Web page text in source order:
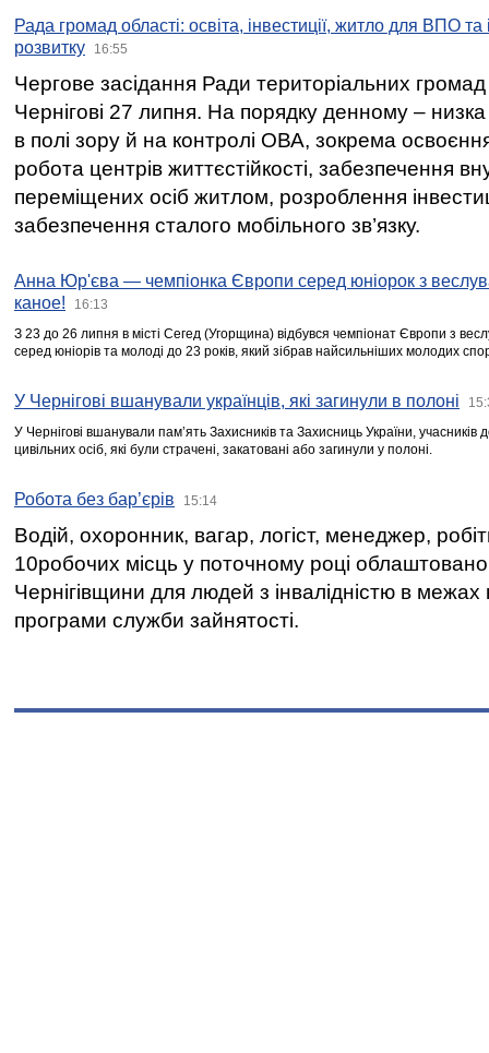
Рада громад області: освіта, інвестиції, житло для ВПО
розвитку
16:55
Чергове засідання Ради територіальних громад
Чернігові 27 липня. На порядку денному –
в полі зору й на контролі ОВА, зокрема освоєння
робота центрів життєстійкості, забезпечення
переміщених осіб житлом, розроблення
забезпечення сталого мобільного зв’язку.
Анна Юр'єва — чемпіонка Європи серед юніорок з
каное!
16:13
З 23 до 26 липня в місті Сегед (Угорщина) відбувся чемпіонат Європи з
серед юніорів та молоді до 23 років, який зібрав найсильніших молодих
У Чернігові вшанували українців, які загинули в полоні
У Чернігові вшанували пам’ять Захисників та Захисниць України,
цивільних осіб, які були страчені, закатовані або загинули у полоні.
Робота без бар’єрів 15:14
Водій, охоронник, вагар, логіст, менеджер,
10робочих місць у поточному році
Чернігівщини для людей з інвалідністю в межах
програми служби зайнятості.